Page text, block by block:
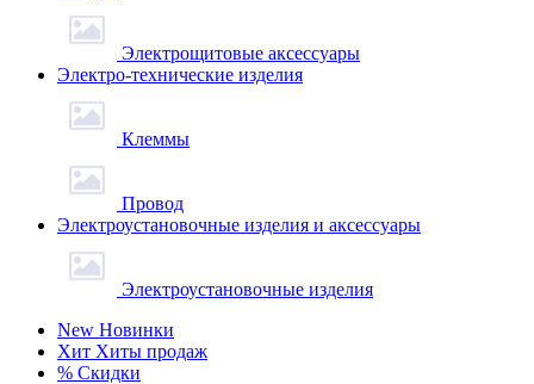
Электрощитовые аксессуары
Электро-технические изделия
Клеммы
Провод
Электроустановочные изделия и аксессуары
Электроустановочные изделия
New Новинки
Хит Хиты продаж
% Скидки